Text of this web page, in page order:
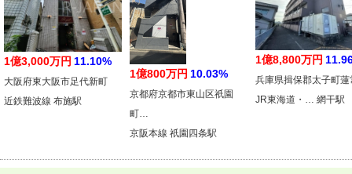
1億3,000万円 11.10%
大阪府東大阪市足代新町
近鉄難波線 布施駅
1億800万円 10.03%
京都府京都市東山区祇園
町…
京阪本線 祇園四条駅
1億8,800万円
兵庫県揖保郡太子町蓮
JR東海道・… 網干駅